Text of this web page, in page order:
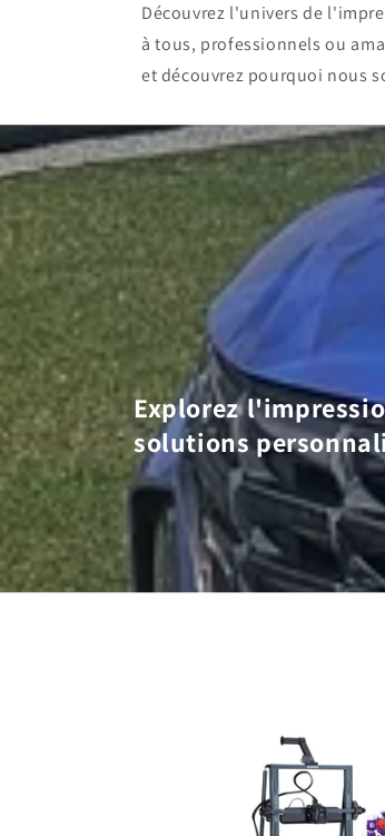
Découvrez l'univers de
à tous, professionnels ou
et découvrez pourquoi nous
Explorez
solutions